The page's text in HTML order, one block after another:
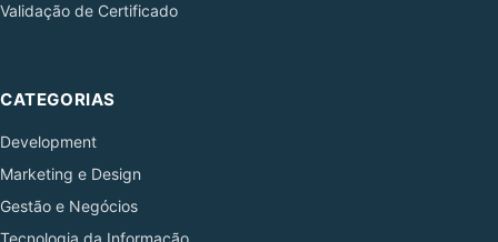
Validação de Certificado
CATEGORIAS
Development
Marketing e Design
Gestão e Negócios